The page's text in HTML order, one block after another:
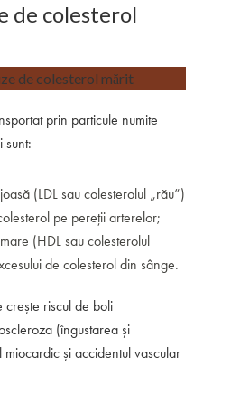
de colesterol
prin particule numite
sunt:
(LDL sau colesterolul „rău”)
pe pereții arterelor;
(HDL sau colesterolul
de colesterol din sânge.
crește riscul de boli
(îngustarea și
și accidentul vascular